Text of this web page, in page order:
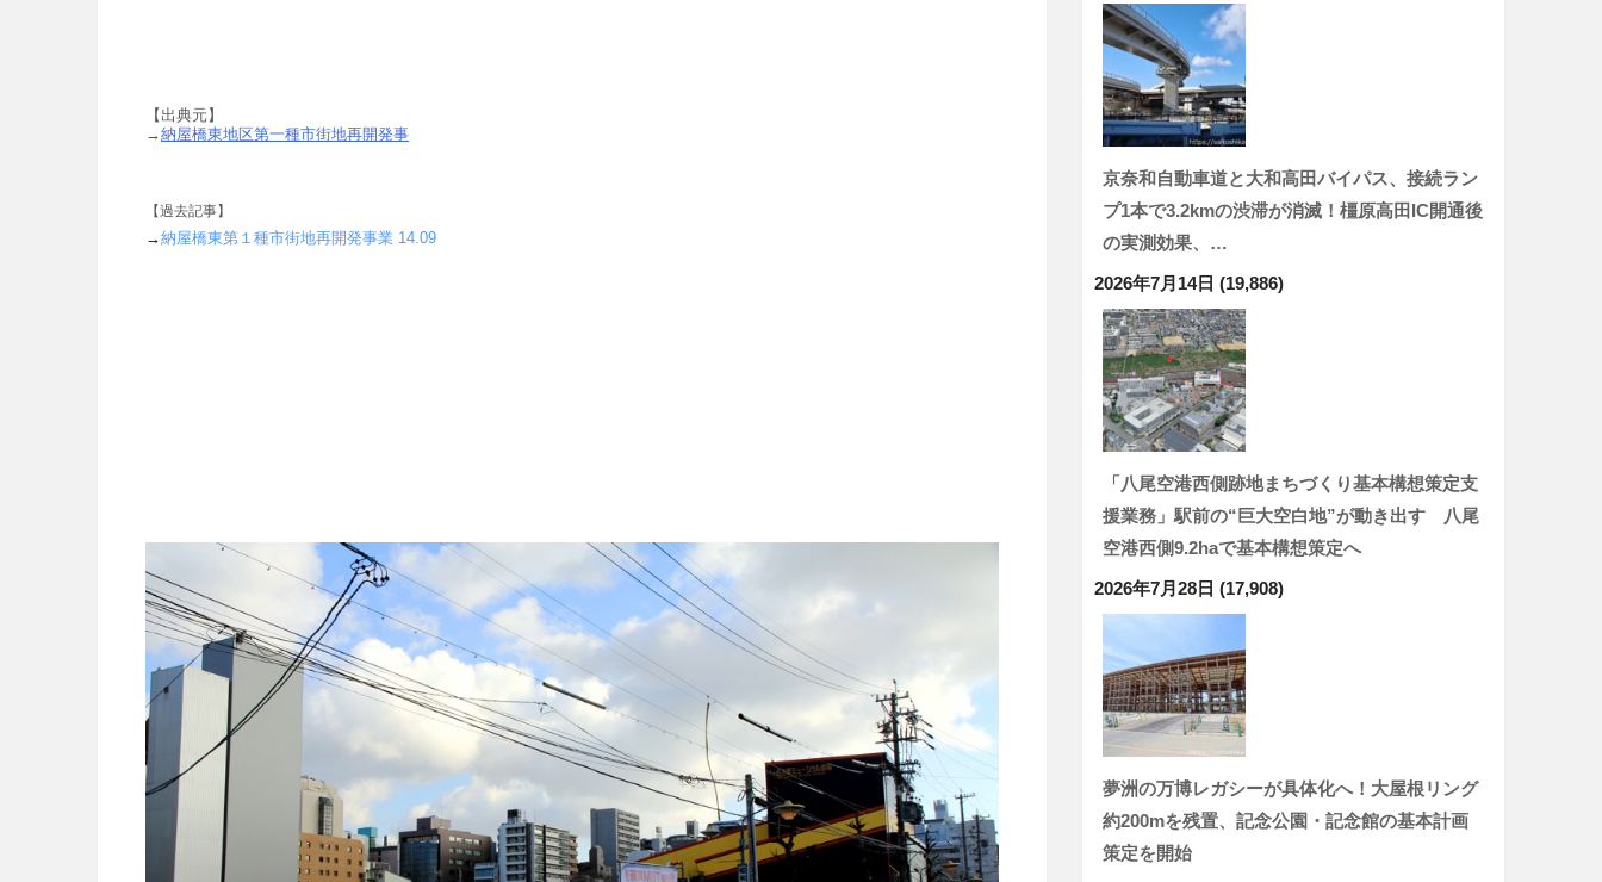
【出典元】
→納屋橋東地区第一種市街地再開発事
【過去記事】
→納屋橋東第１種市街地再開発事業 14.09
京奈和自動車道と大和高田バイパス、接続ラン
プ1本で3.2kmの渋滞が消滅！橿原高田IC開通後
の実測効果、…
2026年7月14日 (19,886)
「八尾空港西側跡地まちづくり基本構想策定支
援業務」駅前の“巨大空白地”が動き出す 八尾
空港西側9.2haで基本構想策定へ
2026年7月28日 (17,908)
夢洲の万博レガシーが具体化へ！大屋根リング
約200mを残置、記念公園・記念館の基本計画
策定を開始